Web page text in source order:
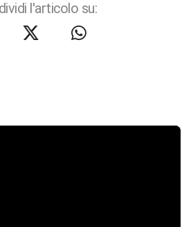
l'articolo su: